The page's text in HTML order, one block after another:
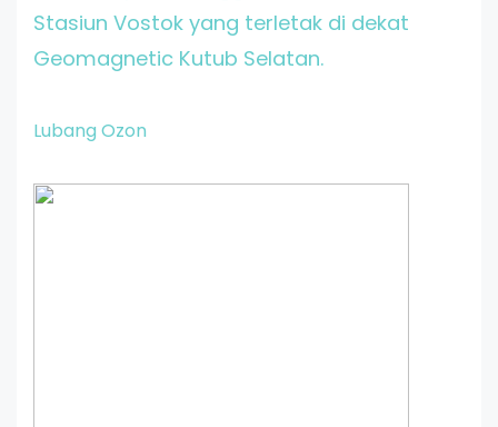
Stasiun Vostok yang terletak di dekat
Geomagnetic Kutub Selatan.
Lubang Ozon